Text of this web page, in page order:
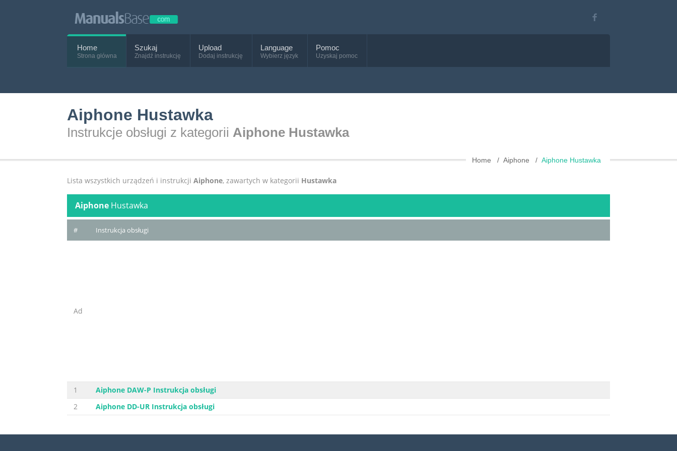
Home
Strona główna
Szukaj
Znajdź instrukcję
Upload
Dodaj instrukcję
Language
Wybierz język
Pomoc
Uzyskaj pomoc
Aiphone Hustawka
Instrukcje obsługi z kategorii Aiphone Hustawka
Home Aiphone Aiphone Hustawka
Lista wszystkich urządzeń i instrukcji Aiphone, zawartych w kategorii Hustawka
Aiphone Hustawka
# Instrukcja obsługi
Ad
1
Aiphone DAW-P Instrukcja obsługi
2
Aiphone DD-UR Instrukcja obsługi